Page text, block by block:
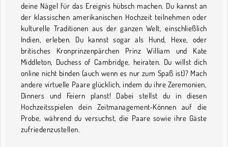
deine Nägel für das Ereignis hübsch machen. Du kannst an
der klassischen amerikanischen Hochzeit teilnehmen oder
kulturelle Traditionen aus der ganzen Welt, einschließlich
Indien, erleben. Du kannst sogar als Hund, Hexe, oder
britisches Kronprinzenpärchen Prinz William und Kate
Middleton, Duchess of Cambridge, heiraten. Du willst dich
online nicht binden (auch wenn es nur zum Spaß ist)? Mach
andere virtuelle Paare glücklich, indem du ihre Zeremonien,
Dinners und Feiern planst! Dabei stellst du in diesen
Hochzeitsspielen dein Zeitmanagement-Können auf die
Probe, während du versuchst, die Paare sowie ihre Gäste
zufriedenzustellen.